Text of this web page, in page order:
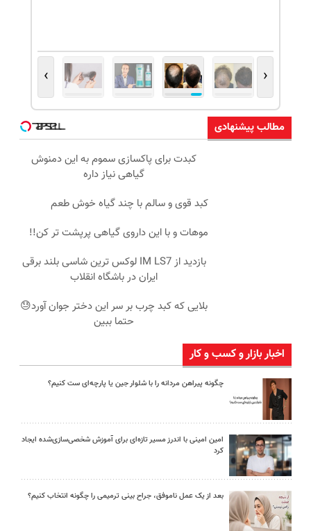
‹
›
مطالب پیشنهادی
کبدت برای پاکسازی سموم به این دمنوش
گیاهی نیاز داره
کبد قوی و سالم با چند گیاه خوش طعم
موهات و با این داروی گیاهی پرپشت تر کن!!
بازدید از IM LS7 لوکس ترین شاسی بلند برقی
ایران در باشگاه انقلاب
بلایی که کبد چرب بر سر این دختر جوان آورد😓
حتما ببین
اخبار بازار و کسب و کار
چگونه پیراهن مردانه را با شلوار جین یا پارچه‌ای ست کنیم؟
امین امینی با اندرز مسیر تازه‌ای برای آموزش شخصی‌سازی‌شده ایجاد
کرد
بعد از یک عمل ناموفق، جراح بینی ترمیمی را چگونه انتخاب کنیم؟